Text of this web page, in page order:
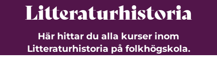
Litteraturhistoria
Här hittar du alla kurser inom
Litteraturhistoria på folkhögskola.